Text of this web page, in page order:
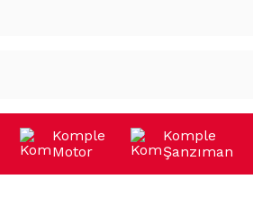
Komple
Motor
Komple
Şanzıman